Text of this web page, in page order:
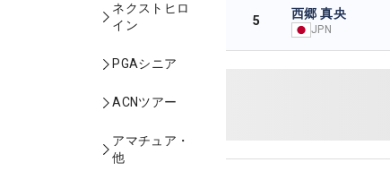
ネクストヒロ
イン
PGAシニア
ACNツアー
アマチュア・
他
5 西郷 真央
JPN